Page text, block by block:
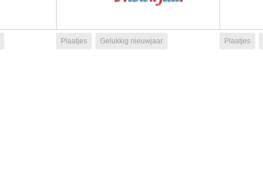
Plaatjes Gelukkig nieuwjaar Plaatjes